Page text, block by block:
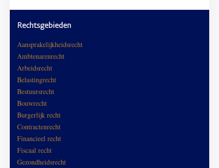
Rechtsgebieden
Aansprakelijkheidsrecht
Ambtenarenrecht
Arbeidsrecht
Belastingrecht
Bestuursrecht
Bouwrecht
Burgerlijk recht
Contractenrecht
Financieel recht
Fiscaal recht
Gezondheidsrecht